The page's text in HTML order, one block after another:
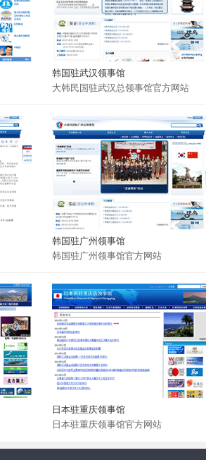
韩国驻武汉领事馆
大韩民国驻武汉总领事馆官方网站
韩国驻广州领事馆
韩国驻广州领事馆官方网站
日本驻重庆领事馆
日本驻重庆领事馆官方网站